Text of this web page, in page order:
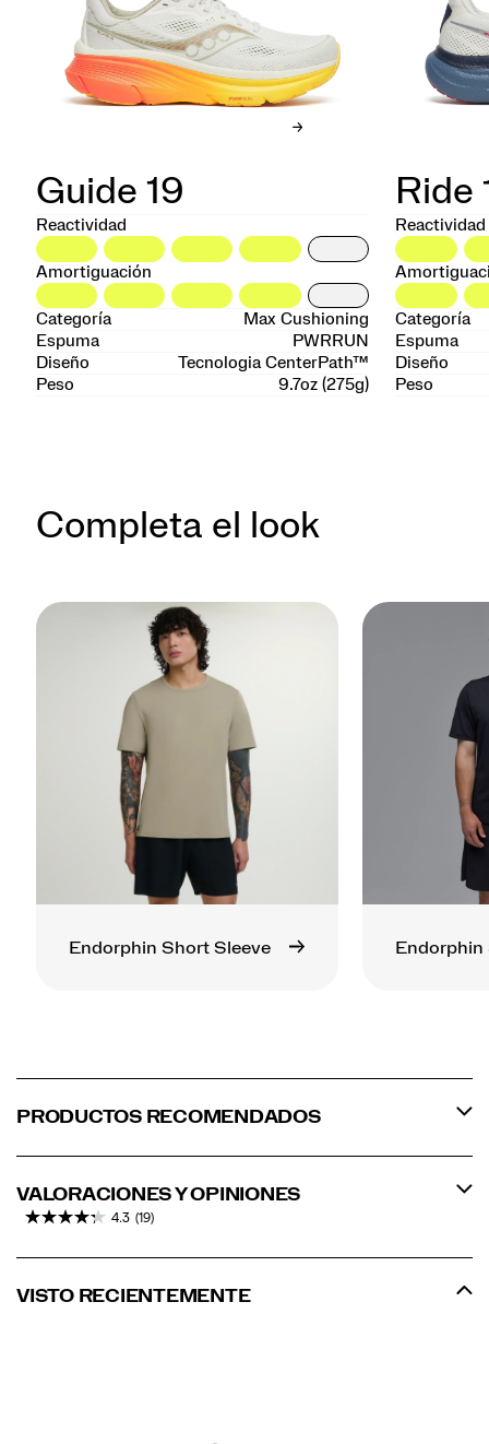
Guide 19
Reactividad
Amortiguación
Categoría
Max Cushioning
Espuma
PWRRUN
Diseño
Tecnologia CenterPath™
Peso
9.7oz (275g)
Ride
Reactividad
Categoría
Espuma
Diseño
Peso
Completa el look
Endorphin Short Sleeve Endorphin
PRODUCTOS RECOMENDADOS
VALORACIONES Y OPINIONES
4.3 (19)
VISTO RECIENTEMENTE